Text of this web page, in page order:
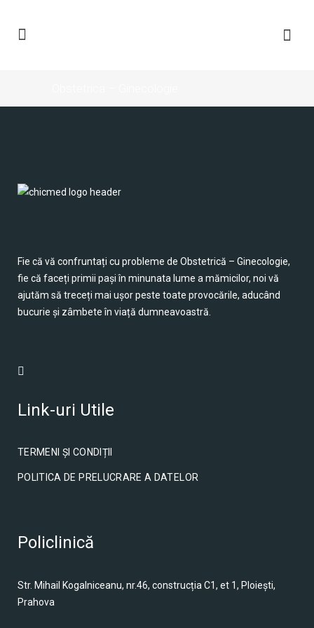
Fie că vă confruntați cu probleme de Obstetrică – Ginecologie,
fie că faceți primii pași în minunata lume a mămicilor, noi vă
ajutăm să treceți mai ușor peste toate provocările, aducând
bucurie și zâmbete în viață dumneavoastră.
Link-uri Utile
TERMENI ȘI CONDIȚII
POLITICA DE PRELUCRARE A DATELOR
Policlinică
Str. Mihail Kogalniceanu, nr.46, construcția C1, et 1, Ploiești,
Prahova